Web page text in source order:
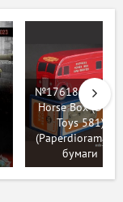
№17618 -
Horse Box (Dinky
Toys 581)
(Paperdiorama)
бумаги